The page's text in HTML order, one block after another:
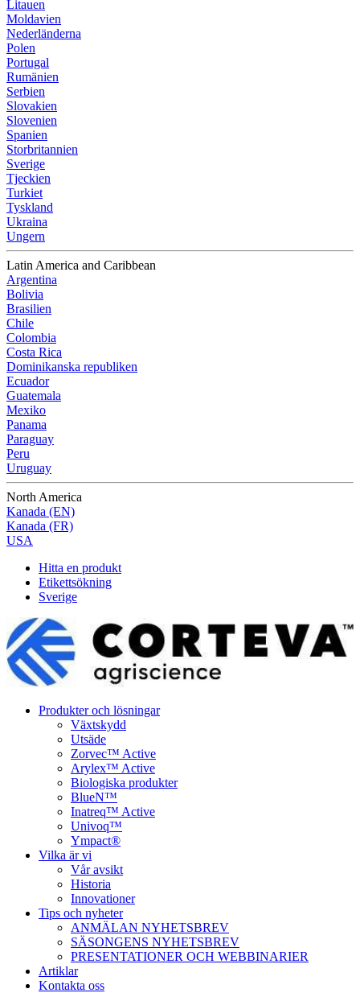
Litauen
Moldavien
Nederländerna
Polen
Portugal
Rumänien
Serbien
Slovakien
Slovenien
Spanien
Storbritannien
Sverige
Tjeckien
Turkiet
Tyskland
Ukraina
Ungern
Latin America and Caribbean
Argentina
Bolivia
Brasilien
Chile
Colombia
Costa Rica
Dominikanska republiken
Ecuador
Guatemala
Mexiko
Panama
Paraguay
Peru
Uruguay
North America
Kanada (EN)
Kanada (FR)
USA
Hitta en produkt
Etikettsökning
Sverige
Produkter och lösningar
Växtskydd
Utsäde
Zorvec™ Active
Arylex™ Active
Biologiska produkter
BlueN™
Inatreq™ Active
Univoq™
Ympact®
Vilka är vi
Vår avsikt
Historia
Innovationer
Tips och nyheter
ANMÄLAN NYHETSBREV
SÄSONGENS NYHETSBREV
PRESENTATIONER OCH WEBBINARIER
Artiklar
Kontakta oss